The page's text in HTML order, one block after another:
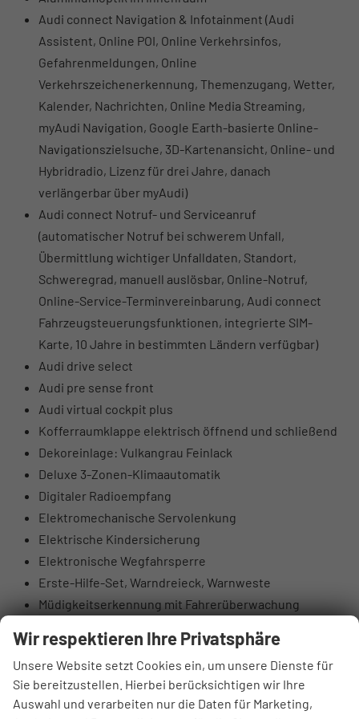
Audi connect Navigation & Infotainment (Audi
Assistent, Online POI, Online Verkehrsinfos,
Gefahrenmeldungen, Online
Verkehrszeichenerkennung, Themenzugang, Wetter,
Kalender, Nachrichten, Online Media Streaming,
myAudi Navigation, Google Earth-basierte Online-
Navigationszielsuche, 3D-Kartenansicht, Online- und
Hybridradio, Lizenz für drei Jahre, danach
verlängerbar über myAudi)
Audi connect Notruf- und Serviceanruf
(automatischer Notruf bei schwerem Unfall,
Übermittlung wichtiger Unfalldaten, Standort,
Schweregrad, manuell auslösbar, Online-Notruf,
Online-Service-Terminvereinbarung, Audi connect
Fahrzeugsteuerungsfunktionen, integrierte SIM-
Karte, 10 Jahre in bestimmten Ländern verfügbar)
Audi drive select
Audi pre sense front
Audi virtual cockpit plus
Kofferraumklappe elektrisch öffnend und schließend
Dekoreinlage: Vulkangrau Feinlack
Deluxe 3-Zonen-Klimaautomatik
Digitaler Radioempfang
Elektromechanische Servolenkung
Elektrische Kindersicherung
Elektronische Wegfahrsperre
Erste-Hilfe-Set, Warndreieck, Warnweste
Müdigkeitserkennung mit Fahrerüberwachung
Glänzende Zierleisten
Scheinwerfer mit LED-Technologie
Scheinwerfer-Vorbereitung für weitere Funktionen
Functions on Demand Vorbereitung
Wir respektieren Ihre Privatsphäre
Unsere Website setzt Cookies ein, um unsere Dienste für
Sie bereitzustellen. Hierbei berücksichtigen wir Ihre
Auswahl und verarbeiten nur die Daten für Marketing,